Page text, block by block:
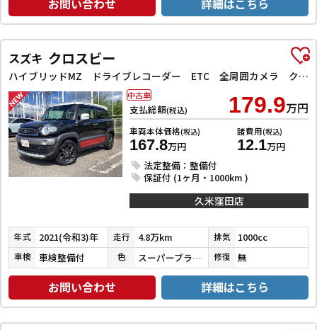
お問い合わせ 詳細はこちら
スズキ クロスビー
ハイブリッドMZ ドライブレコーダー ETC 全周囲カメラ クリアランスソナー オートクルーズコントロール レーンアシスト 衝突被害軽減システム ナビ TV オートライト LEDヘッドランプ アルミホイール
支払総額(税込) 179.9万円
車両本体価格(税込)
167.8万円
諸費用(税込)
12.1万円
法定整備：整備付
保証付 (1ヶ月・1000km )
中古車
久米窪田店
年式 2021(令和3)年 走行 4.8万km 排気 1000cc
車検 車検整備付 色 スーパーブラックＰ／ピュアホワイトＰ／バーニングレッドパール 修復 無
お問い合わせ 詳細はこちら